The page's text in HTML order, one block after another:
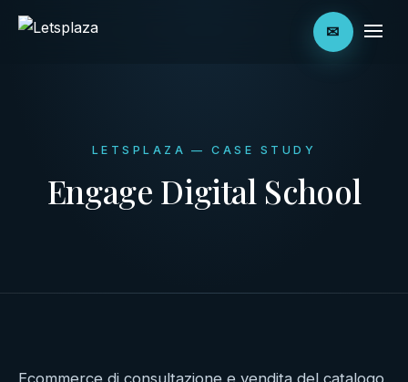
✉
LETSPLAZA — CASE STUDY
Engage Digital School
Ecommerce di consultazione e vendita del catalogo